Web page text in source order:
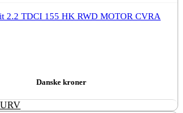
2.2 TDCI 155 HK RWD MOTOR CVRA
Danske kroner